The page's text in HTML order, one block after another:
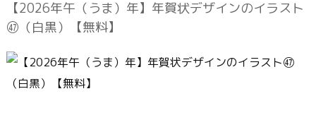
【2026年午（うま）年】年賀状デザインのイラスト
㊼（白黒）【無料】